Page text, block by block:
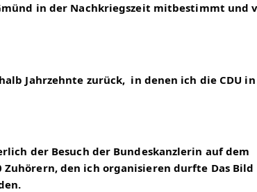
in der Nachkriegszeit mitbestimmt und
Jahrzehnte zurück,  in denen ich die CDU in
der Besuch der Bundeskanzlerin auf dem
den ich organisieren durfte Das Bild